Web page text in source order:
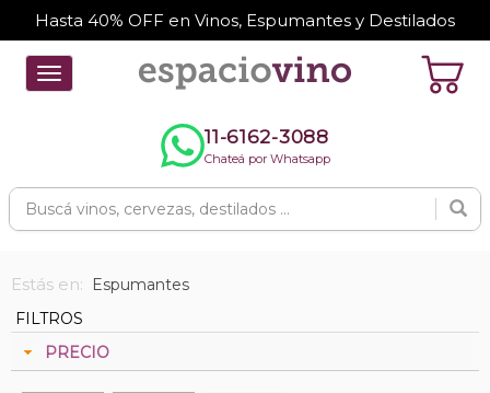
Hasta 40% OFF en Vinos, Espumantes y Destilados
Toggle
navigation
11-6162-3088
Chateá por Whatsapp
Estás en:
Espumantes
FILTROS
PRECIO